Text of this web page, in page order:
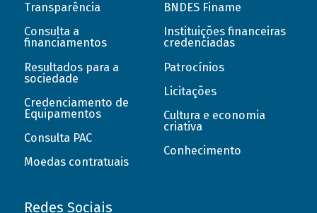
Transparência
Consulta a
financiamentos
Resultados para a
sociedade
Credenciamento de
Equipamentos
Consulta PAC
Moedas contratuais
BNDES Finame
Instituições financeiras
credenciadas
Patrocínios
Licitações
Cultura e economia
criativa
Conhecimento
Redes Sociais